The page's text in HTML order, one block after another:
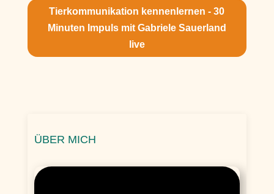
Tierkommunikation kennenlernen - 30
Minuten Impuls mit Gabriele Sauerland
live
ÜBER MICH